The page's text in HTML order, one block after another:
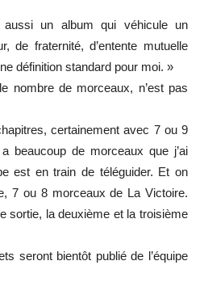
un album qui véhicule un
de fraternité, d’entente mutuelle
définition standard pour moi. »
nombre de morceaux, n’est pas
certainement avec 7 ou 9
beaucoup de morceaux que j’ai
est en train de téléguider. Et on
7 ou 8 morceaux de La Victoire.
sortie, la deuxième et la troisième
seront bientôt publié de l’équipe